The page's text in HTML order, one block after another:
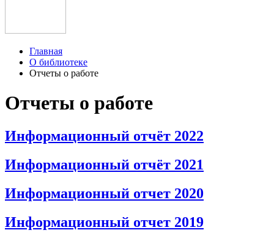
Главная
О библиотеке
Отчеты о работе
Отчеты о работе
Информационный отчёт 2022
Информационный отчёт 2021
Информационный отчет 2020
Информационный отчет 2019